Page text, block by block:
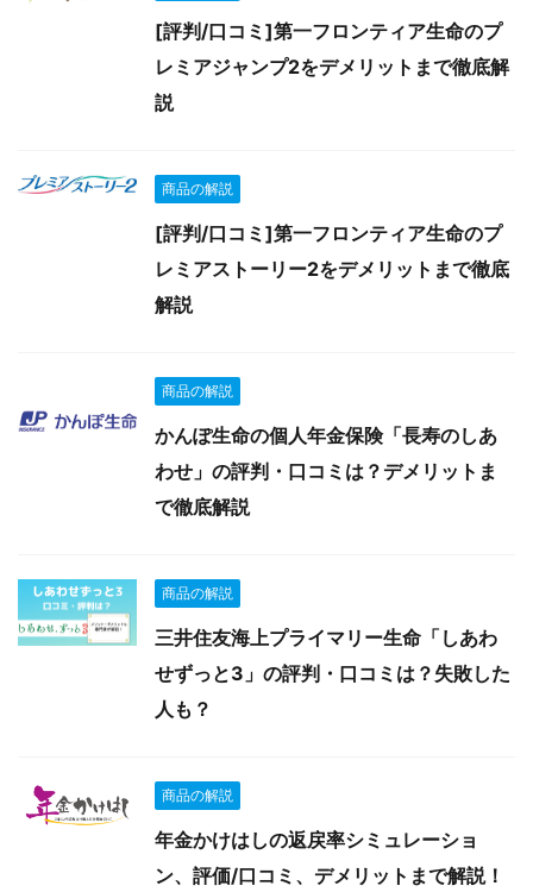
[評判/口コミ]第一フロンティア生命のプ
レミアジャンプ2をデメリットまで徹底解
説
商品の解説
[評判/口コミ]第一フロンティア生命のプ
レミアストーリー2をデメリットまで徹底
解説
商品の解説
かんぽ生命の個人年金保険「長寿のしあ
わせ」の評判・口コミは？デメリットま
で徹底解説
商品の解説
三井住友海上プライマリー生命「しあわ
せずっと3」の評判・口コミは？失敗した
人も？
商品の解説
年金かけはしの返戻率シミュレーショ
ン、評価/口コミ、デメリットまで解説！